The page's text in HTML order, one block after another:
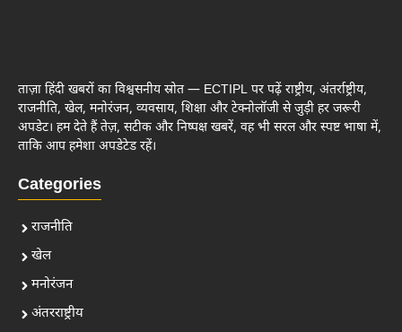
ताज़ा हिंदी खबरों का विश्वसनीय स्रोत — ECTIPL पर पढ़ें राष्ट्रीय, अंतर्राष्ट्रीय,
राजनीति, खेल, मनोरंजन, व्यवसाय, शिक्षा और टेक्नोलॉजी से जुड़ी हर जरूरी
अपडेट। हम देते हैं तेज़, सटीक और निष्पक्ष खबरें, वह भी सरल और स्पष्ट भाषा में,
ताकि आप हमेशा अपडेटेड रहें।
Categories
राजनीति
खेल
मनोरंजन
अंतरराष्ट्रीय